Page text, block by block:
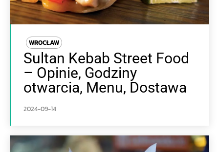
WROCŁAW
Sultan Kebab Street Food
– Opinie, Godziny
otwarcia, Menu, Dostawa
2024-09-14